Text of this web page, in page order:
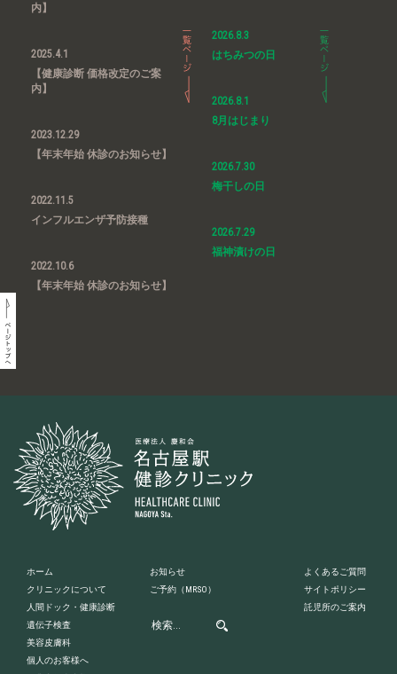
内】
2025.4.1
【健康診断 価格改定のご案
内】
2023.12.29
【年末年始 休診のお知らせ】
2022.11.5
インフルエンザ予防接種
2022.10.6
【年末年始 休診のお知らせ】
2026.8.3
はちみつの日
2026.8.1
8月はじまり
2026.7.30
梅干しの日
2026.7.29
福神漬けの日
ホーム
クリニックについて
人間ドック・健康診断
遺伝子検査
美容皮膚科
個人のお客様へ
お知らせ
ご予約 （MRSO）
よくあるご質問
サイトポリシー
託児所のご案内